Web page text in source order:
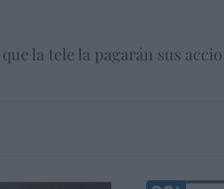
la tele la pagarán sus